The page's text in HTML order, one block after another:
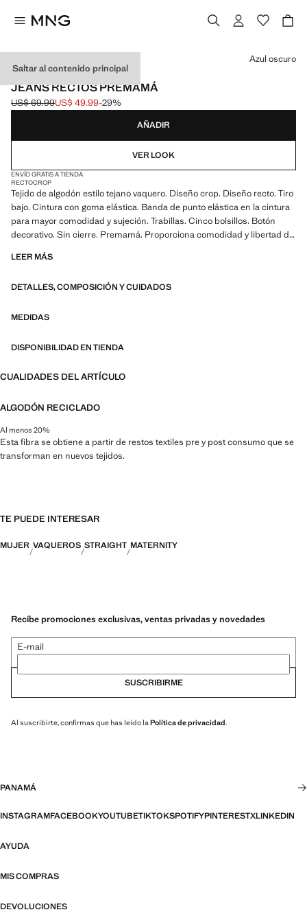
Saltar al contenido principal
PREMAMÁ / EXCLUSIVO ONLINE
JEANS RECTOS PREMAMÁ
Precio inicial tachado [US$ 69.99 ]
US$ 69.99
Precio actual [US$ 49.99 ]
US$ 49.99-29%
Selecciona un color
Azul oscuro
AÑADIR
VER LOOK
ENVÍO GRATIS A TIENDA
RECTOCROP
Tejido de algodón estilo tejano vaquero. Diseño crop. Diseño recto. Tiro
bajo. Cintura con goma elástica. Banda de punto elástica en la cintura
para mayor comodidad y sujeción. Trabillas. Cinco bolsillos. Botón
decorativo. Sin cierre. Premamá. Proporciona comodidad y libertad de
Online. Producto en rebajas
LEER MÁS
DETALLES, COMPOSICIÓN Y CUIDADOS
MEDIDAS
DISPONIBILIDAD EN TIENDA
CUALIDADES DEL ARTÍCULO
ALGODÓN RECICLADO
Al menos 20%
Esta fibra se obtiene a partir de restos textiles pre y post consumo que se
transforman en nuevos tejidos.
TE PUEDE INTERESAR
MUJER VAQUEROS STRAIGHT MATERNITY
Recibe promociones exclusivas, ventas privadas y novedades
E-mail
SUSCRIBIRME
Al suscribirte, confirmas que has leído laPolítica de privacidad.
PANAMÁ
INSTAGRAMFACEBOOKYOUTUBETIKTOKSPOTIFYPINTERESTXLINKEDIN
AYUDA
MIS COMPRAS
DEVOLUCIONES